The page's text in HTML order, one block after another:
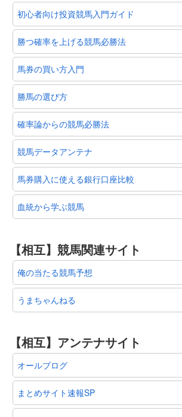
初心者向け投資競馬入門ガイド
勝つ確率を上げる競馬必勝法
馬券の買い方入門
勝馬の選び方
確率論からの競馬必勝法
競馬データアンテナ
馬券購入に使える銀行口座比較
血統から学ぶ競馬
【相互】競馬関連サイト
俺の当たる競馬予想
うまちゃんねる
【相互】アンテナサイト
オールブログ
まとめサイト速報SP